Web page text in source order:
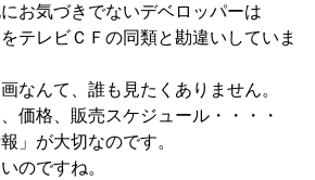
お気づきでないデベロッパーは
テレビＣＦの同類と勘違いしていま
なんて、誰も見たくありません。
価格、販売スケジュール・・・・
」が大切なのです。
のですね。